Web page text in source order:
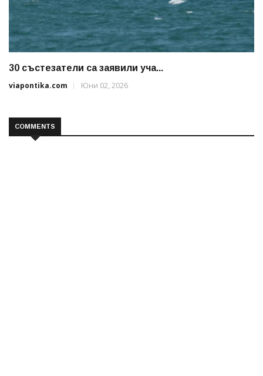
30 състезатели са заявили уча...
viapontika.com
Юни 02, 2026
COMMENTS